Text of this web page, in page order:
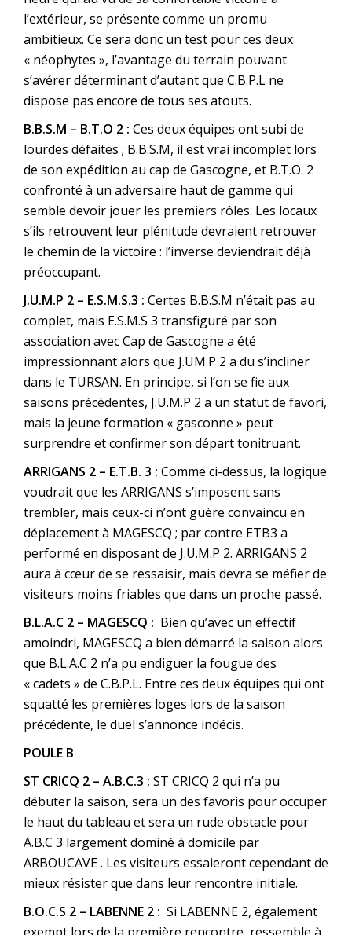
l’extérieur, se présente comme un promu
ambitieux. Ce sera donc un test pour ces deux
« néophytes », l’avantage du terrain pouvant
s’avérer déterminant d’autant que C.B.P.L ne
dispose pas encore de tous ses atouts.
B.B.S.M – B.T.O 2 : Ces deux équipes ont subi de
lourdes défaites ; B.B.S.M, il est vrai incomplet lors
de son expédition au cap de Gascogne, et B.T.O. 2
confronté à un adversaire haut de gamme qui
semble devoir jouer les premiers rôles. Les locaux
s’ils retrouvent leur plénitude devraient retrouver
le chemin de la victoire : l’inverse deviendrait déjà
préoccupant.
J.U.M.P 2 – E.S.M.S.3 : Certes B.B.S.M n’était pas au
complet, mais E.S.M.S 3 transfiguré par son
association avec Cap de Gascogne a été
impressionnant alors que J.UM.P 2 a du s’incliner
dans le TURSAN. En principe, si l’on se fie aux
saisons précédentes, J.U.M.P 2 a un statut de favori,
mais la jeune formation « gasconne » peut
surprendre et confirmer son départ tonitruant.
ARRIGANS 2 – E.T.B. 3 : Comme ci-dessus, la logique
voudrait que les ARRIGANS s’imposent sans
trembler, mais ceux-ci n’ont guère convaincu en
déplacement à MAGESCQ ; par contre ETB3 a
performé en disposant de J.U.M.P 2. ARRIGANS 2
aura à cœur de se ressaisir, mais devra se méfier de
visiteurs moins friables que dans un proche passé.
B.L.A.C 2 – MAGESCQ : Bien qu’avec un effectif
amoindri, MAGESCQ a bien démarré la saison alors
que B.L.A.C 2 n’a pu endiguer la fougue des
« cadets » de C.B.P.L. Entre ces deux équipes qui ont
squatté les premières loges lors de la saison
précédente, le duel s’annonce indécis.
POULE B
ST CRICQ 2 – A.B.C.3 : ST CRICQ 2 qui n’a pu
débuter la saison, sera un des favoris pour occuper
le haut du tableau et sera un rude obstacle pour
A.B.C 3 largement dominé à domicile par
ARBOUCAVE . Les visiteurs essaieront cependant de
mieux résister que dans leur rencontre initiale.
B.O.C.S 2 – LABENNE 2 : Si LABENNE 2, également
exempt lors de la première rencontre, ressemble à